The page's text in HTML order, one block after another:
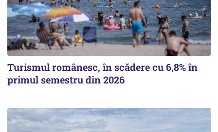
Turismul românesc, în scădere cu 6,8% în
primul semestru din 2026